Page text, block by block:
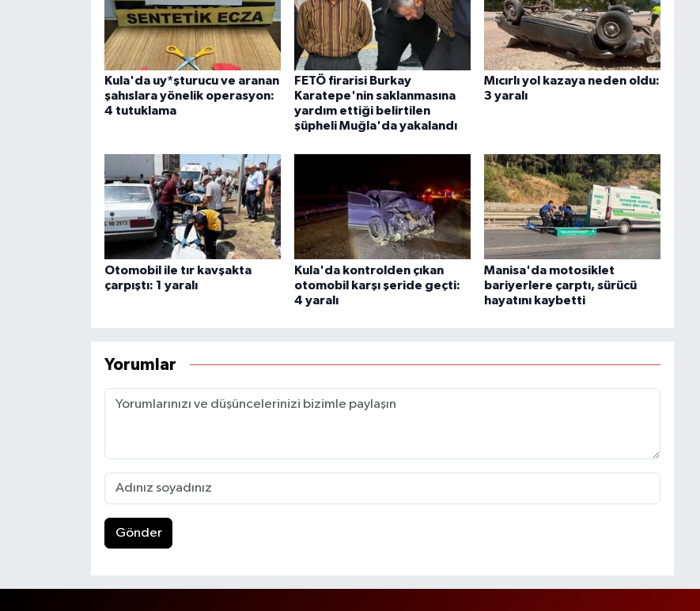
Kula'da uy*şturucu ve aranan
şahıslara yönelik operasyon:
4 tutuklama
FETÖ firarisi Burkay
Karatepe'nin saklanmasına
yardım ettiği belirtilen
şüpheli Muğla'da yakalandı
Mıcırlı yol kazaya neden oldu:
3 yaralı
Otomobil ile tır kavşakta
çarpıştı: 1 yaralı
Kula'da kontrolden çıkan
otomobil karşı şeride geçti:
4 yaralı
Manisa'da motosiklet
bariyerlere çarptı, sürücü
hayatını kaybetti
Yorumlar
Gönder